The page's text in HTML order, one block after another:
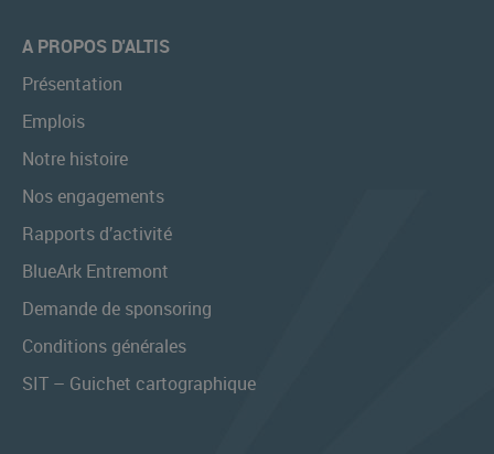
A PROPOS D'ALTIS
Présentation
Emplois
Notre histoire
Nos engagements
Rapports d’activité
BlueArk Entremont
Demande de sponsoring
Conditions générales
SIT – Guichet cartographique